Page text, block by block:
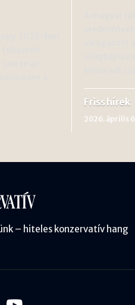
Friss hírek
2026. április 6
– hiteles konzervatív hang